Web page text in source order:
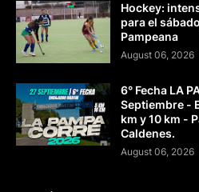
Hockey:
para el
Pampeana
August 06, 2026
6° Fecha LA
Septiembre -
km y 10 km -
Caldenes.
August 06, 2026